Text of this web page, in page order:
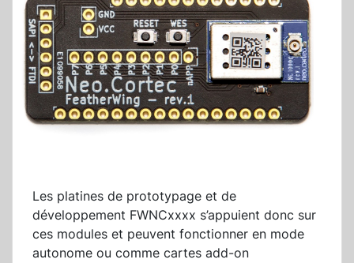
Les platines de prototypage et de
développement FWNCxxxx s’appuient donc sur
ces modules et peuvent fonctionner en mode
autonome ou comme cartes add-on